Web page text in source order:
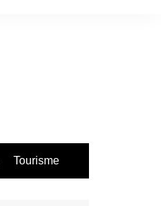
Tourisme